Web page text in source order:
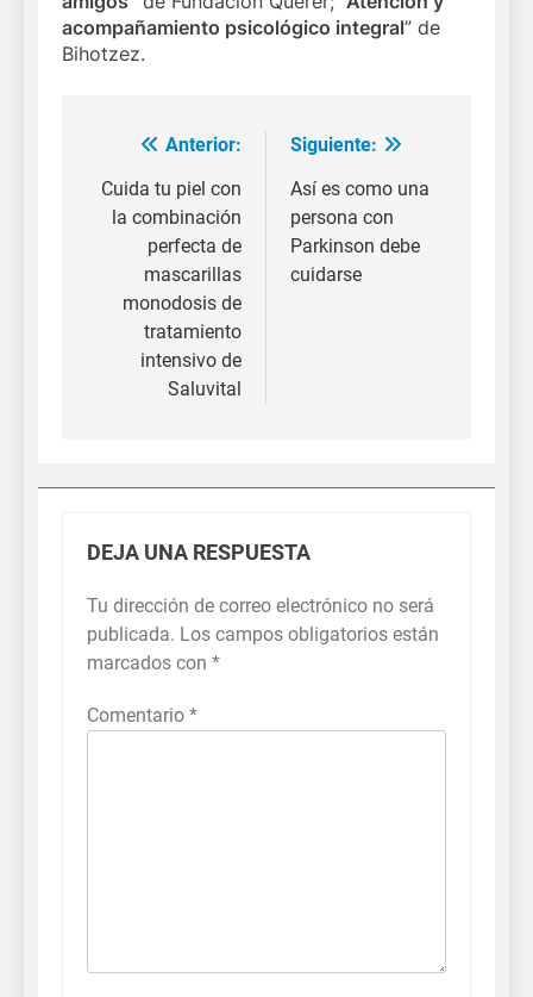
acompañamiento psicológico integral” de
Bihotzez.
Navegación
de
entradas
Anterior:
Cuida tu piel con
la combinación
perfecta de
mascarillas
monodosis de
tratamiento
intensivo de
Saluvital
Siguiente:
Así es como una
persona con
Parkinson debe
cuidarse
DEJA UNA RESPUESTA
Tu dirección de correo electrónico no será
publicada. Los campos obligatorios están
marcados con *
Comentario *